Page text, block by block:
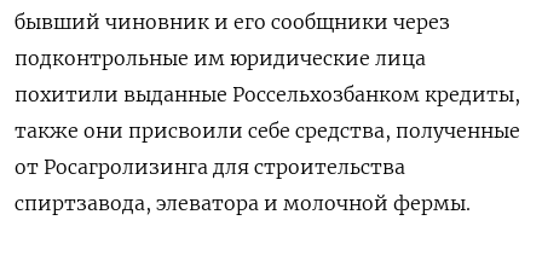
бывший чиновник и его сообщники через
подконтрольные им юридические лица
похитили выданные Россельхозбанком кредиты,
также они присвоили себе средства, полученные
от Росагролизинга для строительства
спиртзавода, элеватора и молочной фермы.